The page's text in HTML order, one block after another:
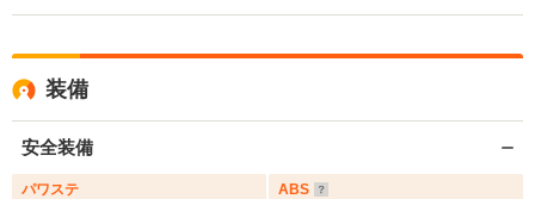
装備
安全装備
パワステ
ABS